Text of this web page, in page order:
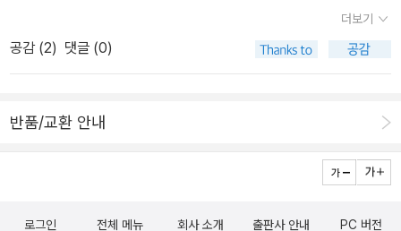
0점 드리겠습니다.
모르겠다. 어제는 그런 마음에 사무실 한켠에 겹겹히 꽂혀 있었던 온
갖 자기개발서적을 정리하여 대략 세 박스 분량은 한 쪽에 쌓아 놓았
놓았다. 가벼운 마음으로 손가락을 놀리니, 막혀있던 이런 저런 이야
일본스럽기도 하고, 중국스럽기도 한 '남극요리인'인데, 남극의 셰프
가 훨씬 산뜻한 느낌을 준다. 남극요리인이라고 하면, 백곰 털가죽을
다. 새로운 장르를 신설해야 한다는 말이 나오는 마당에 산통을 깨기
는 좀 그렇지만.. 진짜 이 영화들이 힐링이 되는 거 맞나요? 전설의
케잌 장인이 딸을 잃고 케잌에 손을 놨다. 못난 남자를 따라온 (못난)
다. (실은 남자애가 나쁜X지만 여자애도 못난 건 마찬가지.) 다행히
드센 성격은 근성으로 바뀌고 원래 빵집 출신 여자애는 도쿄의 세련
된 코안도르의 견습생이 된다. (처음부터 가르치는 거였으면 영화가
더보기
공감 (2) 댓글 (0)
반품/교환 안내
로그인 전체 메뉴 회사 소개 출판사 안내 PC 버전